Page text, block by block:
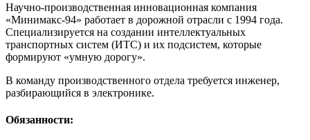
Научно-производственная инновационная компания
«Минимакс-94» работает в дорожной отрасли с 1994 года.
Специализируется на создании интеллектуальных
транспортных систем (ИТС) и их подсистем, которые
формируют «умную дорогу».
В команду производственного отдела требуется инженер,
разбирающийся в электронике.
Обязанности: